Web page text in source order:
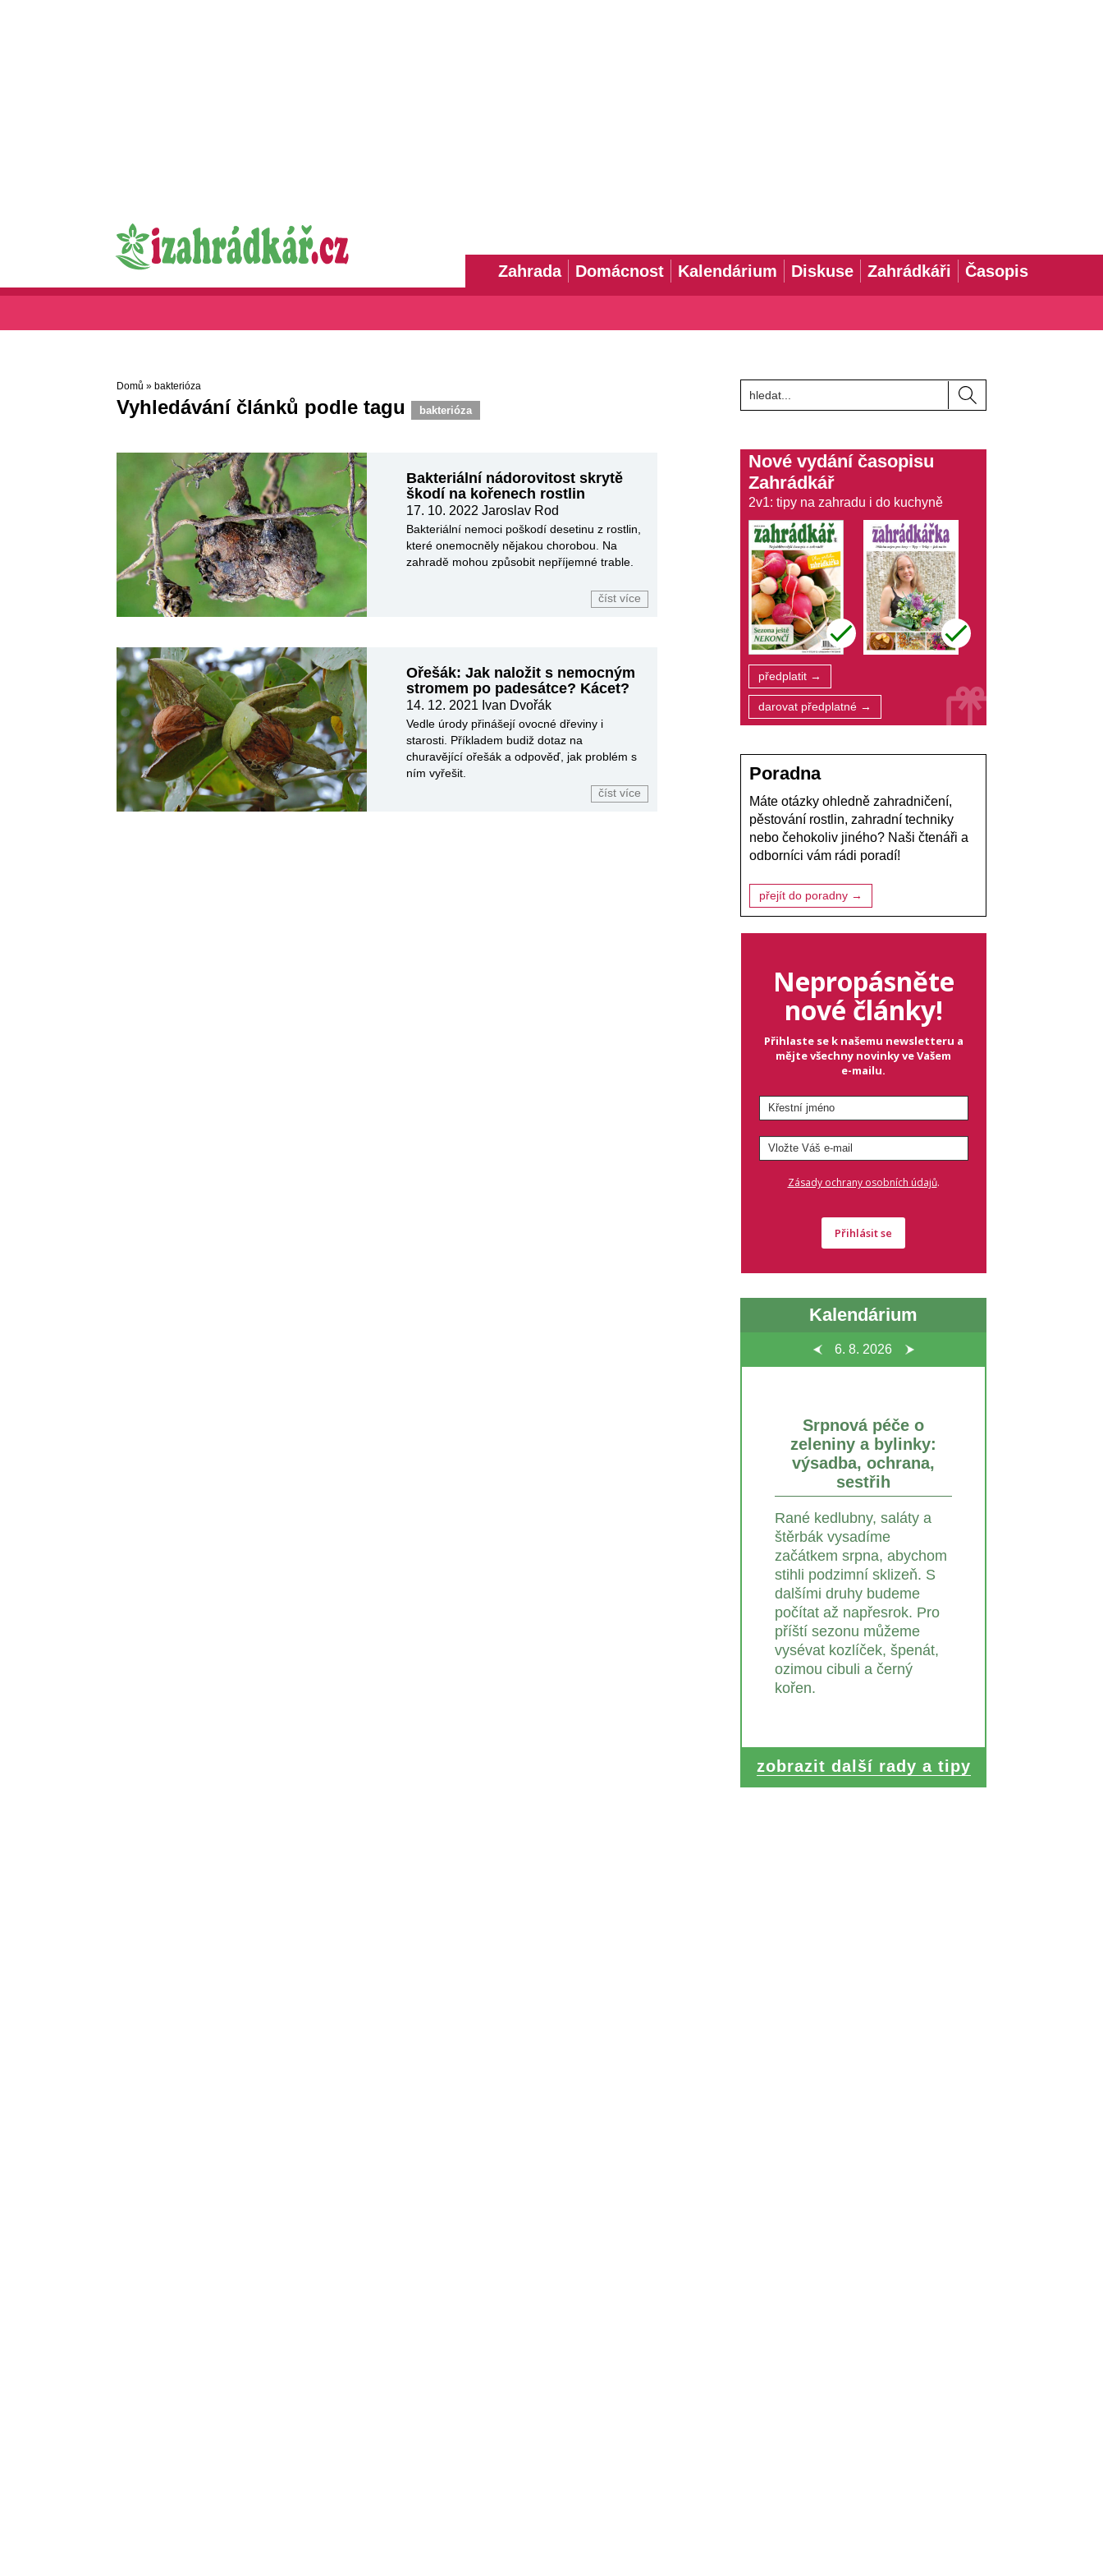
Zahrada Domácnost Kalendárium Diskuse Zahrádkáři Časopis
Domů » bakterióza
Vyhledávání článků podle tagu bakterióza
Bakteriální nádorovitost skrytě
škodí na kořenech rostlin
17. 10. 2022Jaroslav Rod
Bakteriální nemoci poškodí desetinu z rostlin,
které onemocněly nějakou chorobou. Na
zahradě mohou způsobit nepříjemné trable.
číst více
Ořešák: Jak naložit s nemocným
stromem po padesátce? Kácet?
14. 12. 2021 Ivan Dvořák
Vedle úrody přinášejí ovocné dřeviny i
starosti. Příkladem budiž dotaz na
churavějící ořešák a odpověď, jak problém s
ním vyřešit.
číst více
Nové vydání časopisu
Zahrádkář
2v1: tipy na zahradu i do kuchyně
předplatit →
darovat předplatné →
Poradna
Máte otázky ohledně zahradničení,
pěstování rostlin, zahradní techniky
nebo čehokoliv jiného? Naši čtenáři a
odborníci vám rádi poradí!
přejít do poradny →
Nepropásněte
nové články!
Přihlaste se k našemu newsletteru a
mějte všechny novinky ve Vašem
e-mailu.
Zásady ochrany osobních údajů.
Přihlásit se
Kalendárium
6. 8. 2026
Srpnová péče o
zeleniny a bylinky:
výsadba, ochrana,
sestřih
Rané kedlubny, saláty a
štěrbák vysadíme
začátkem srpna, abychom
stihli podzimní sklizeň. S
dalšími druhy budeme
počítat až napřesrok. Pro
příští sezonu můžeme
vysévat kozlíček, špenát,
ozimou cibuli a černý
kořen.
zobrazit další rady a tipy